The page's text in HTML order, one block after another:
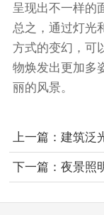
呈现出不一样的
总之，通过灯光
方式的变幻，可
物焕发出更加多
丽的风景。
上一篇： 建筑泛
现不同场景？
下一篇： 夜景照